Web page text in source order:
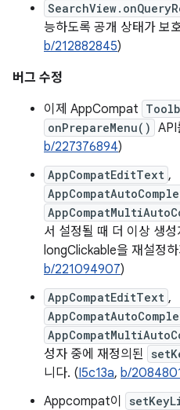
능하도록 공개 상태가 보
b/212882845)
버그 수정
이제 AppCompat
onPrepareMenu() API
b/227376894)
AppCompatEditText ,
서 설정될 때 더 이상 생
longClickable을 재설정
b/221094907)
AppCompatEditText ,
성자 중에 재정의된
니다. (I5c13a, b/
Appcompat이